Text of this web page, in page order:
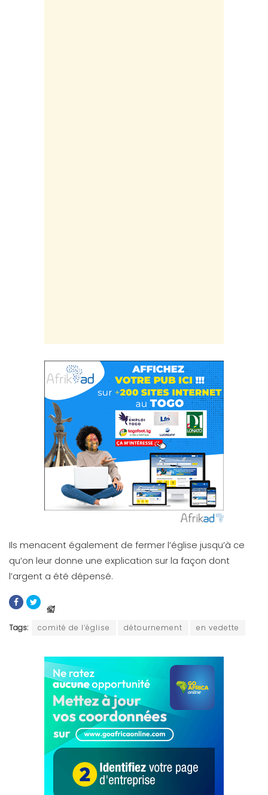
Ils menacent également de fermer l’église jusqu’à ce
qu’on leur donne une explication sur la façon dont
l’argent a été dépensé.
Tags: comité de l’église détournement en vedette